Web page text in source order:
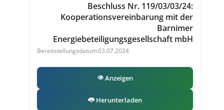
Beschluss Nr. 119/03/03/24:
Kooperationsvereinbarung mit der
Barnimer
Energiebeteiligungsgesellschaft mbH
03.07.2024
Anzeigen
Herunterladen